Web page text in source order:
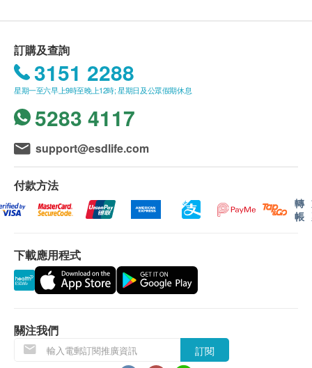
3. 不排除運送時間會因節日而有所影響。當八號烈
風訊號懸掛或黑色暴雨警告生效時，送貨服務時間將會
延遲。
4. 所有訂單須視乎相關貨品的供應情況再作最後確
認。倘若健康網購health.ESDlife未能提供任何訂單上
的貨品，健康網購health.ESDlife有權拒絕接受該訂
單，並且會於送貨前透過電話或電郵通知顧客再作安
排。
保證：
1. 貨品質量保證，於顧客收到產品當日起計，食用
期應最少有6個月或以上。
退換條款：
1. 當顧客收取已訂購之貨品時，有責任檢查貨品是
否有損毀情況，一經確認簽收，恕不接受退換。
2. 退換產品必須包裝完整，如退換之產品有任何殘
3. 如有其他損壞或遺漏查詢，顧客必須保留有效收
據正本，並於送貨後3個工作天內按下列方式聯絡健康
網購health.ESDlife客戶服務部跟進。
訂購及查詢
3151 2288
星期一至六早上9時至晚上12時; 星期日及公眾假期休息
5283 4117
support@esdlife.com
付款方法
轉
帳
下載應用程式
關注我們
訂閱